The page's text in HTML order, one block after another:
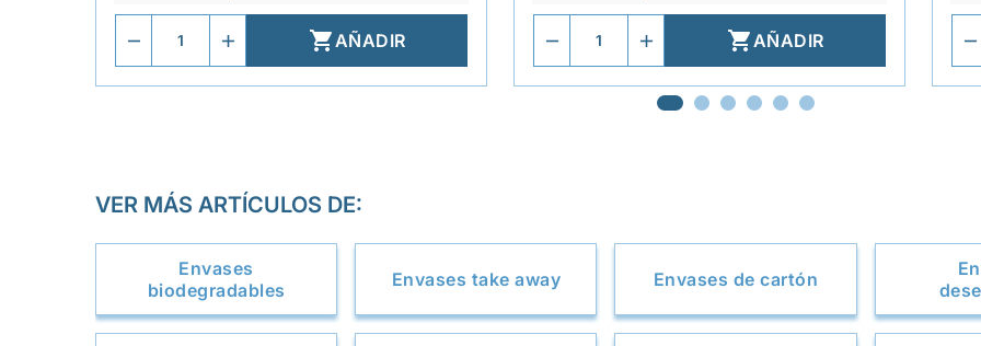
AÑADIR AÑADIR
VER MÁS ARTÍCULOS DE:
Envases
biodegradables
Envases take away Envases de cartón